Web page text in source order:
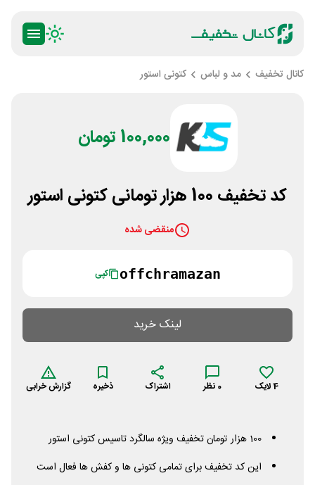
کانال تخفیف مد و لباس کتونی استور
100,000 تومان
کد تخفیف 100 هزار تومانی کتونی استور
منقضی شده
offchramazan کپی
لینک خرید
4 لایک 0 نظر اشتراک ذخیره گزارش خرابی
100 هزار تومان تخفیف ویژه سالگرد تاسیس کتونی استور
این کد تخفیف برای تمامی کتونی ها و کفش ها فعال است